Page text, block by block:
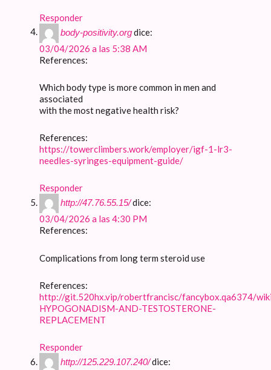
Responder
body-positivity.orgdice:
03/04/2026 a las 5:38 AM
References:
Which body type is more common in men and
associated
with the most negative health risk?
References:
https://towerclimbers.work/employer/igf-1-lr3-
needles-syringes-equipment-guide/
Responder
http://47.76.55.15/dice:
03/04/2026 a las 4:30 PM
References:
Complications from long term steroid use
References:
http://git.520hx.vip/robertfrancisc/fancybox.qa6374/
HYPOGONADISM-AND-TESTOSTERONE-
REPLACEMENT
Responder
http://125.229.107.240/dice: